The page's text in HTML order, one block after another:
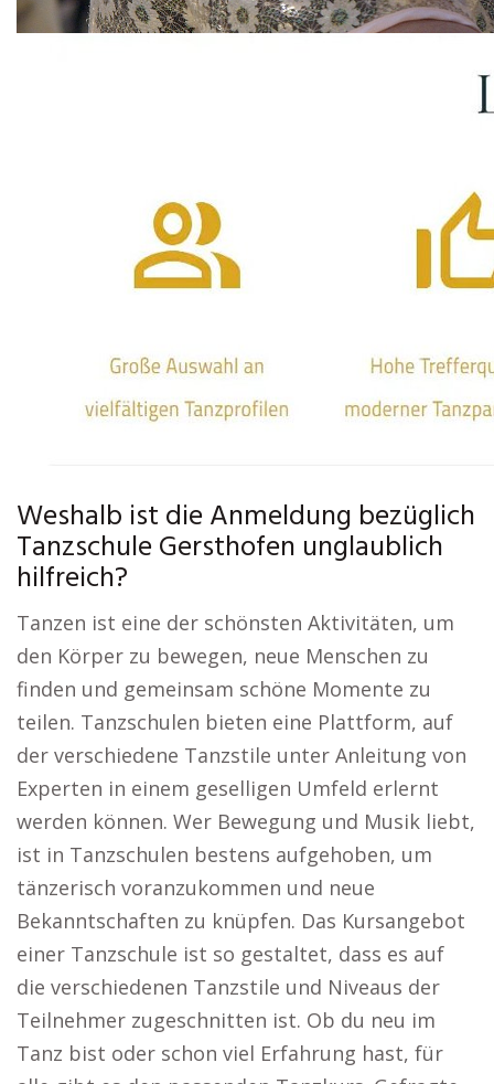
Weshalb ist die Anmeldung bezüglich
Tanzschule Gersthofen unglaublich
hilfreich?
Tanzen ist eine der schönsten Aktivitäten, um
den Körper zu bewegen, neue Menschen zu
finden und gemeinsam schöne Momente zu
teilen. Tanzschulen bieten eine Plattform, auf
der verschiedene Tanzstile unter Anleitung von
Experten in einem geselligen Umfeld erlernt
werden können. Wer Bewegung und Musik liebt,
ist in Tanzschulen bestens aufgehoben, um
tänzerisch voranzukommen und neue
Bekanntschaften zu knüpfen. Das Kursangebot
einer Tanzschule ist so gestaltet, dass es auf
die verschiedenen Tanzstile und Niveaus der
Teilnehmer zugeschnitten ist. Ob du neu im
Tanz bist oder schon viel Erfahrung hast, für